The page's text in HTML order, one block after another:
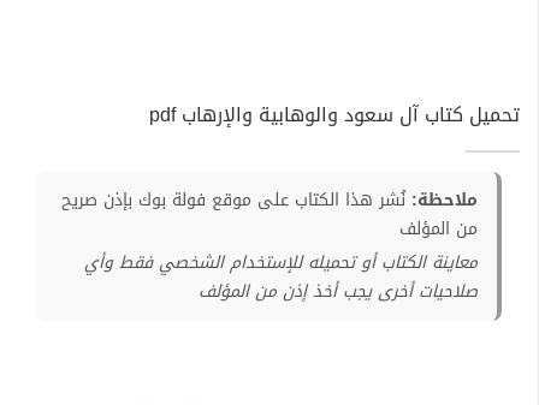
تحميل كتاب آل سعود والوهابية والإرهاب pdf
ملاحظة: نُشر هذا الكتاب على موقع فولة بوك بإذن صريح
من المؤلف
معاينة الكتاب أو تحميله للإستخدام الشخصي فقط وأي
صلاحيات أخرى يجب أخذ إذن من المؤلف